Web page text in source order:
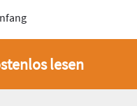
lesen